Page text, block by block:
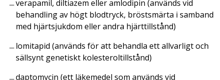
verapamil, diltiazem eller amlodipin (används vid
behandling av högt blodtryck, bröstsmärta i samband
med hjärtsjukdom eller andra hjärttillstånd)
lomitapid (används för att behandla ett allvarligt och
sällsynt genetiskt kolesteroltillstånd)
daptomycin (ett läkemedel som används vid